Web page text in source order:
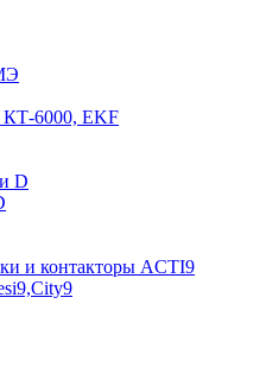
6000, EKF
D
и контакторы ACTI9